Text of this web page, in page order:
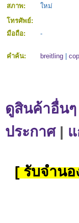
สภาพ:
ใหม่
โทรศัพย์:
มือถือ:
-
คำค้น: breitling
ดูสินค้าอื่นๆ
ประกาศ|
[ รับจำนอ